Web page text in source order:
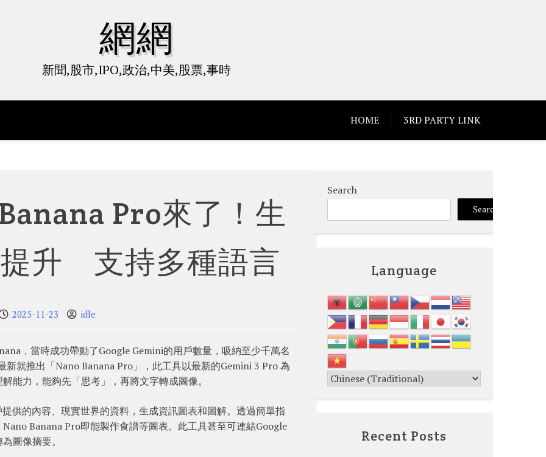
網網
新聞,股市,IPO,政治,中美,股票,事時
HOME 3RD PARTY LINK
Pro來了！生
升 支持多種語言
2025-11-23 idle
，當時成功帶動了Google Gemini的用戶數量，吸納至少千萬名
就推出「Nano Banana Pro」，此工具以最新的Gemini 3 Pro 為
能力，能夠先「思考」，再將文字轉成圖像。
供的內容、現實世界的資料，生成資訊圖表和圖解。透過簡單指
Banana Pro即能製作食譜等圖表。此工具甚至可連結Google
圖像摘要。
Search
Search
Language
Recent Posts